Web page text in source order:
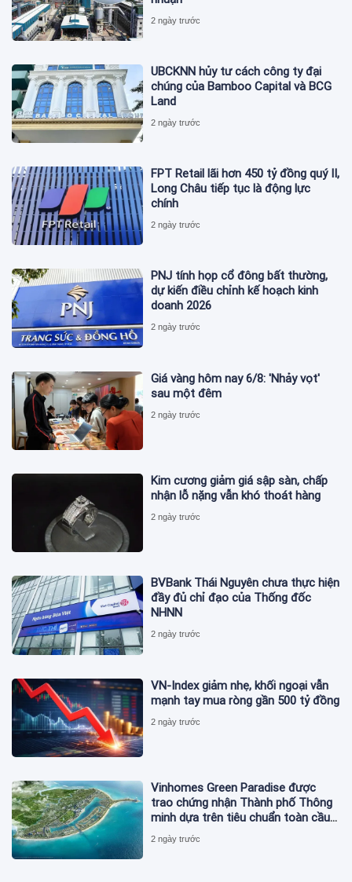
2 ngày trước
UBCKNN hủy tư cách công ty đại
chúng của Bamboo Capital và BCG
Land
2 ngày trước
FPT Retail lãi hơn 450 tỷ đồng quý II,
Long Châu tiếp tục là động lực
chính
2 ngày trước
PNJ tính họp cổ đông bất thường,
dự kiến điều chỉnh kế hoạch kinh
doanh 2026
2 ngày trước
Giá vàng hôm nay 6/8: 'Nhảy vọt'
sau một đêm
2 ngày trước
Kim cương giảm giá sập sàn, chấp
nhận lỗ nặng vẫn khó thoát hàng
2 ngày trước
BVBank Thái Nguyên chưa thực hiện
đầy đủ chỉ đạo của Thống đốc
NHNN
2 ngày trước
VN-Index giảm nhẹ, khối ngoại vẫn
mạnh tay mua ròng gần 500 tỷ đồng
2 ngày trước
Vinhomes Green Paradise được
trao chứng nhận Thành phố Thông
minh dựa trên tiêu chuẩn toàn cầu
ISO 37122
2 ngày trước